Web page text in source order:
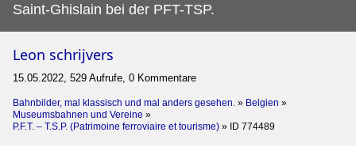
Saint-Ghislain bei der PFT-TSP.
Leon schrijvers
15.05.2022, 529 Aufrufe, 0 Kommentare
Bahnbilder, mal klassisch und mal anders gesehen. » Belgien »
Museumsbahnen und Vereine »
P.F.T. – T.S.P. (Patrimoine ferroviaire et tourisme) » ID 774489